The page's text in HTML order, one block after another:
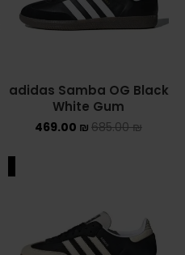
YEEZY SLIDES
סנן לפי מחיר
סנן
adidas Samba OG Black
White Gum
685.00₪
469.00 ₪